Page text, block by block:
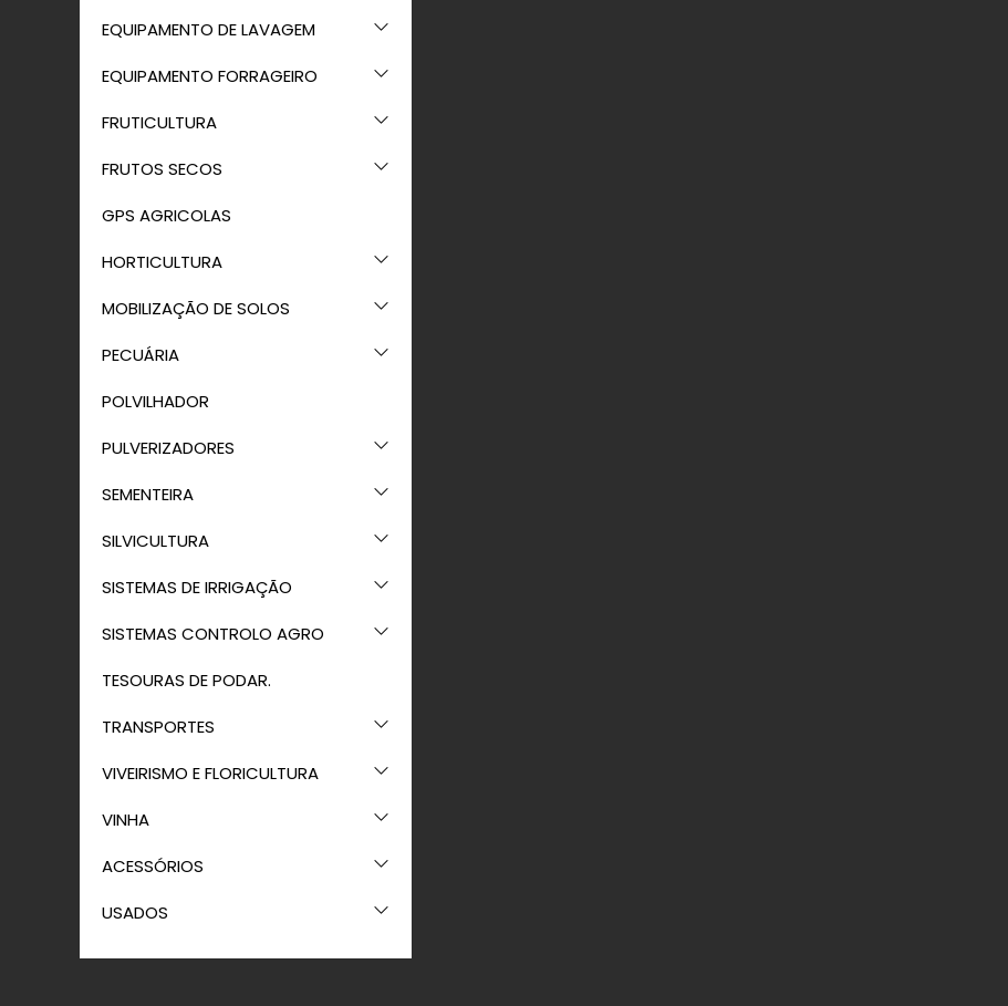
EQUIPAMENTO DE LAVAGEM
EQUIPAMENTO FORRAGEIRO
FRUTICULTURA
FRUTOS SECOS
GPS AGRICOLAS
HORTICULTURA
MOBILIZAÇÃO DE SOLOS
PECUÁRIA
POLVILHADOR
PULVERIZADORES
SEMENTEIRA
SILVICULTURA
SISTEMAS DE IRRIGAÇÃO
SISTEMAS CONTROLO AGRO
TESOURAS DE PODAR.
TRANSPORTES
VIVEIRISMO E FLORICULTURA
VINHA
ACESSÓRIOS
USADOS